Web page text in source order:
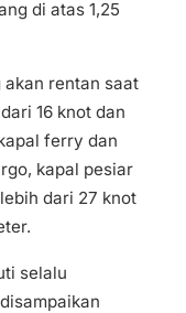
di atas 1,25
akan rentan saat
16 knot dan
ferry dan
kapal pesiar
dari 27 knot
selalu